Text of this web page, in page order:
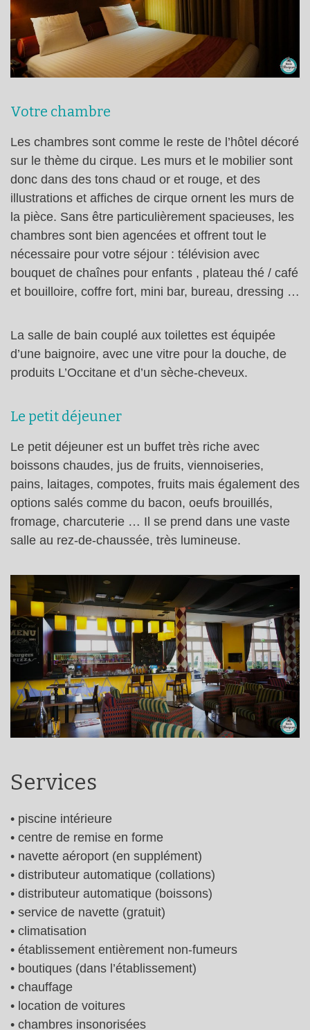
Votre chambre
Les chambres sont comme le reste de l’hôtel décoré
sur le thème du cirque. Les murs et le mobilier sont
donc dans des tons chaud or et rouge, et des
illustrations et affiches de cirque ornent les murs de
la pièce. Sans être particulièrement spacieuses, les
chambres sont bien agencées et offrent tout le
nécessaire pour votre séjour : télévision avec
bouquet de chaînes pour enfants , plateau thé / café
et bouilloire, coffre fort, mini bar, bureau, dressing …
La salle de bain couplé aux toilettes est équipée
d’une baignoire, avec une vitre pour la douche, de
produits L’Occitane et d’un sèche-cheveux.
Le petit déjeuner
Le petit déjeuner est un buffet très riche avec
boissons chaudes, jus de fruits, viennoiseries,
pains, laitages, compotes, fruits mais également des
options salés comme du bacon, oeufs brouillés,
fromage, charcuterie … Il se prend dans une vaste
salle au rez-de-chaussée, très lumineuse.
Services
• piscine intérieure
• centre de remise en forme
• navette aéroport (en supplément)
• distributeur automatique (collations)
• distributeur automatique (boissons)
• service de navette (gratuit)
• climatisation
• établissement entièrement non-fumeurs
• boutiques (dans l’établissement)
• chauffage
• location de voitures
• chambres insonorisées